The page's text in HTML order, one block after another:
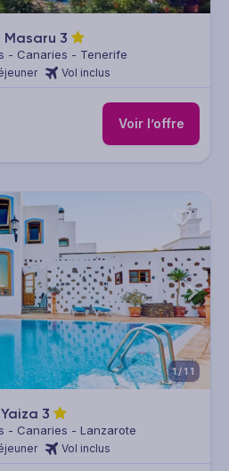
3
- Canaries - Tenerife
Vol inclus
Voir l’offre
1/11
3
- Canaries - Lanzarote
Vol inclus